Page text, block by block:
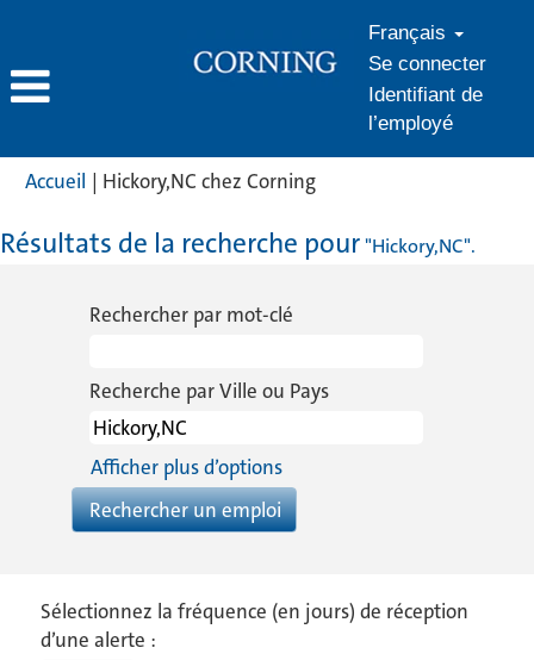
Français
Se connecter
Identifiant de
l’employé
Accueil | Hickory,NC chez Corning(page
Résultats de la recherche pour"Hickory,NC".
Rechercher par mot-clé
Recherche par Ville ou Pays
Afficher plus d’options
Sélectionnez la fréquence (en jours) de réception
d’une alerte :